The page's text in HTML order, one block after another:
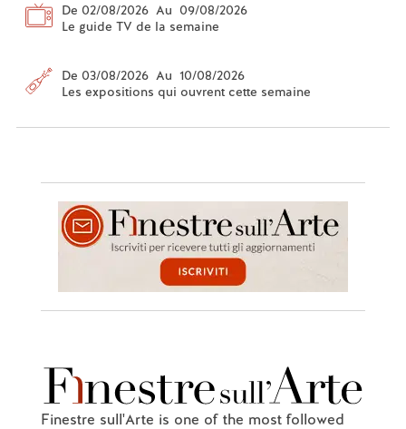
De 02/08/2026 Au 09/08/2026
Le guide TV de la semaine
De 03/08/2026 Au 10/08/2026
Les expositions qui ouvrent cette semaine
Finestre sull'Arte is one of the most followed